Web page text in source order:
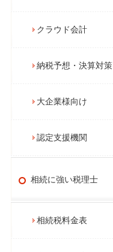
クラウド会計
納税予想・決算対策
大企業様向け
認定支援機関
相続に強い税理士
相続税料金表